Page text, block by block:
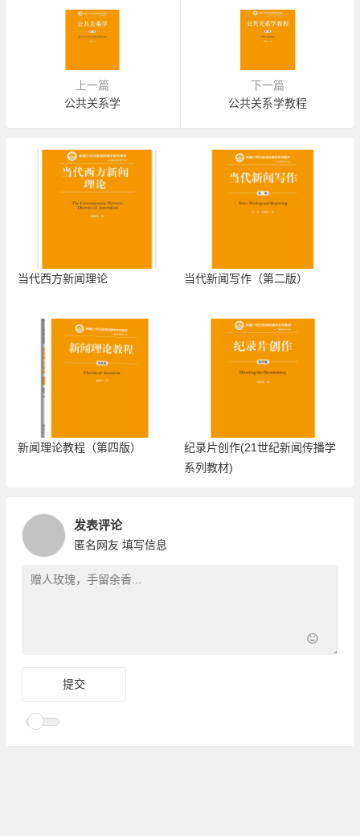
上一篇
公共关系学
下一篇
公共关系学教程
当代西方新闻理论 当代新闻写作（第二版）
新闻理论教程（第四版）
纪录片创作(21世纪新闻传播学
系列教材)
发表评论
匿名网友 填写信息